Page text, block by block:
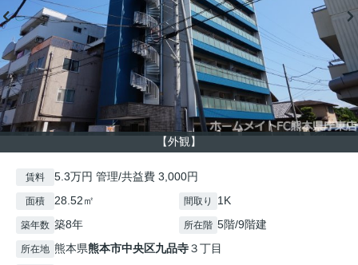
【外観】
賃料 5.3万円 管理/共益費 3,000円
面積 28.52㎡ 間取り 1K
築年数 築8年 所在階 5階/9階建
所在地 熊本県熊本市中央区九品寺３丁目